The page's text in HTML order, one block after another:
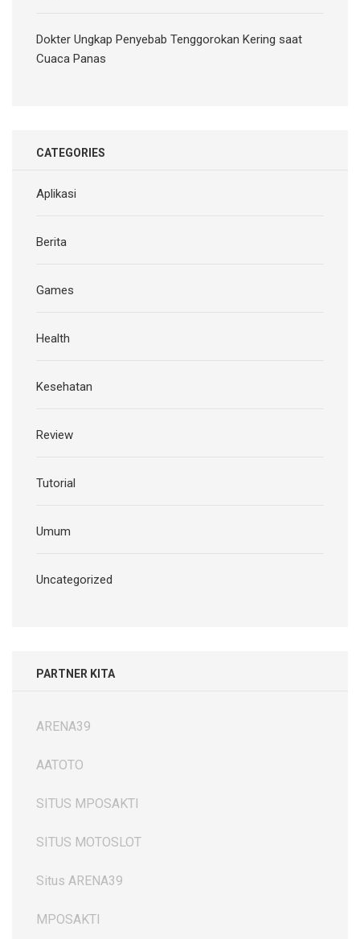
Dokter Ungkap Penyebab Tenggorokan Kering saat
Cuaca Panas
CATEGORIES
Aplikasi
Berita
Games
Health
Kesehatan
Review
Tutorial
Umum
Uncategorized
PARTNER KITA
ARENA39
AATOTO
SITUS MPOSAKTI
SITUS MOTOSLOT
Situs ARENA39
MPOSAKTI